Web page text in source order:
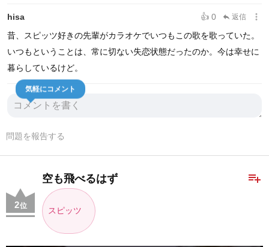
hisa 👍 0 reply 返信 more_vert
昔、スピッツ好きの先輩がカラオケでいつもこの歌を歌っていた。
いつもということは、常に切ない失恋状態だったのか。今は幸せに
暮らしているけど。
気軽にコメント
問題を報告する
playlist_add
空も飛べるはず
スピッツ
2位